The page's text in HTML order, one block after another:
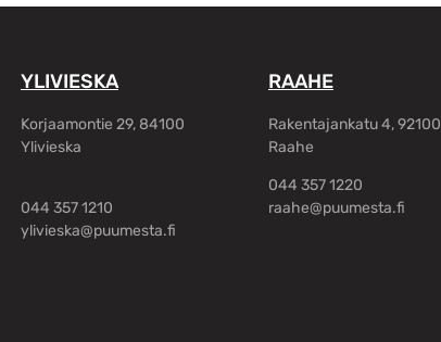
YLIVIESKA
Korjaamontie 29, 84100
Ylivieska
044 357 1210
ylivieska@puumesta.fi
RAAHE
Rakentajankatu 4, 92100
Raahe
044 357 1220
raahe@puumesta.fi